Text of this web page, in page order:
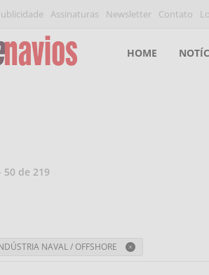
Assinaturas Newsletter Contato
HOME
50 de 219
NAVAL / OFFSHORE